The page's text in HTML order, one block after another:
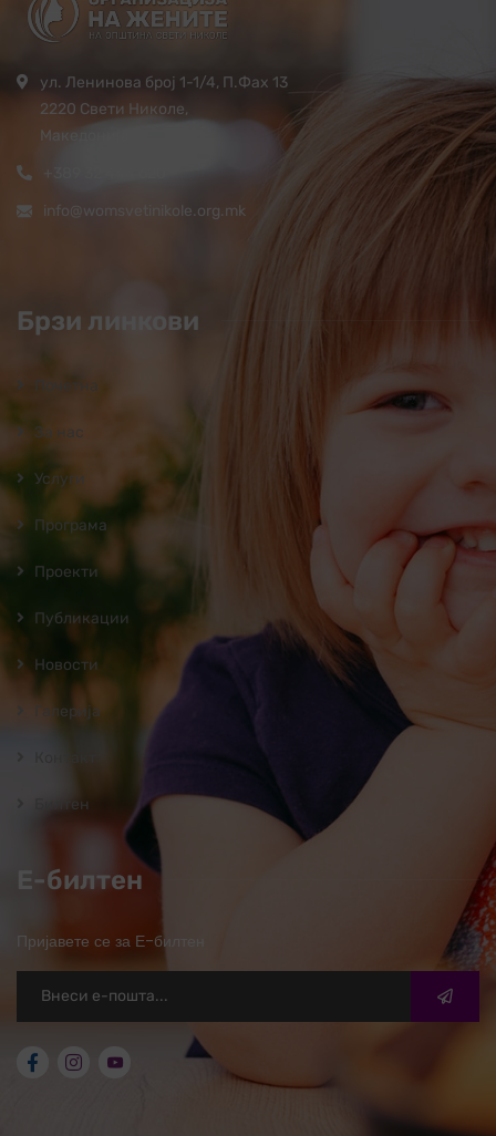
ул. Ленинова број 1-1/4, П.Фах 13
2220 Свети Николе,
Македонија
info@womsvetinikole.org.mk
Брзи линкови
Почетна
За нас
Услуги
Програмa
Проекти
Публикации
Новости
Галерија
Билтен
Е-билтен
Пријавете се за Е-билтен